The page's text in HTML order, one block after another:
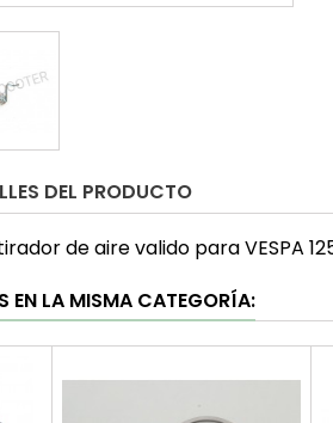
DEL PRODUCTO
de aire valido para VESPA
EN LA MISMA CATEGORÍA: